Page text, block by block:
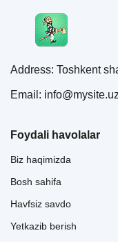
Address: Toshkent
Email: info@mysite.uz
Foydali havolalar
Biz haqimizda
Bosh sahifa
Havfsiz savdo
Yetkazib berish